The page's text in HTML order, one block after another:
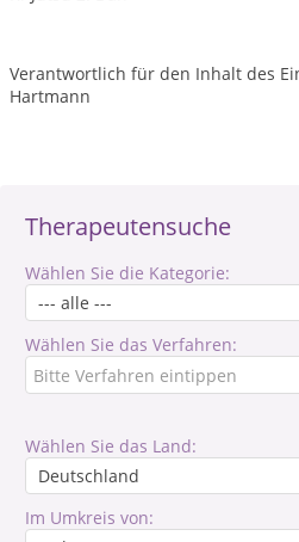
Therapeutensuche
Wählen Sie die Kategorie:
Wählen Sie das Verfahren:
Wählen Sie das Land:
Im Umkreis von:
Verantwortlich für den Inhalt des
Hartmann